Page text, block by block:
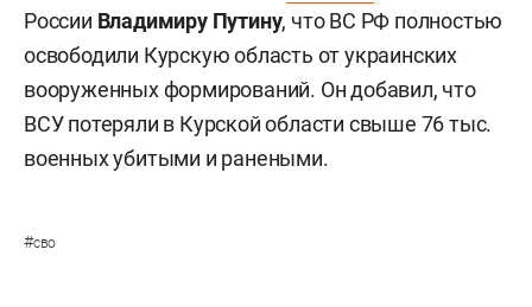
России Владимиру Путину, что ВС РФ полностью
освободили Курскую область от украинских
вооруженных формирований. Он добавил, что
ВСУ потеряли в Курской области свыше 76 тыс.
военных убитыми и ранеными.
#сво